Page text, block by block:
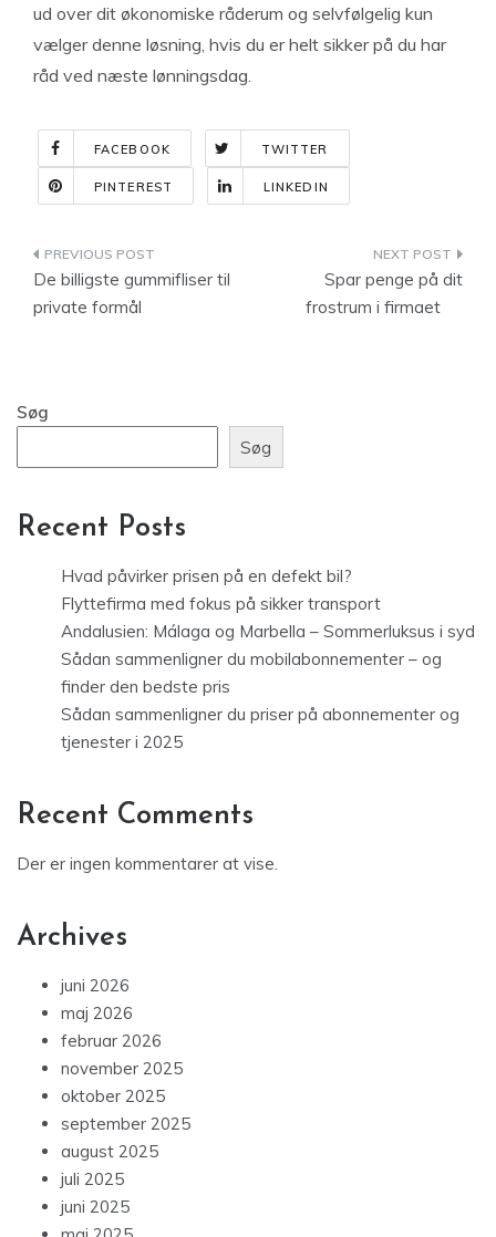
ud over dit økonomiske råderum og selvfølgelig kun
vælger denne løsning, hvis du er helt sikker på du har
råd ved næste lønningsdag.
FACEBOOK TWITTER
PINTEREST LINKEDIN
Indlægsnavigation
De billigste gummifliser til
private formål
Spar penge på dit
frostrum i firmaet
Søg
Søg
Recent Posts
Hvad påvirker prisen på en defekt bil?
Flyttefirma med fokus på sikker transport
Andalusien: Málaga og Marbella – Sommerluksus i syd
Sådan sammenligner du mobilabonnementer – og
finder den bedste pris
Sådan sammenligner du priser på abonnementer og
tjenester i 2025
Recent Comments
Der er ingen kommentarer at vise.
Archives
juni 2026
maj 2026
februar 2026
november 2025
oktober 2025
september 2025
august 2025
juli 2025
juni 2025